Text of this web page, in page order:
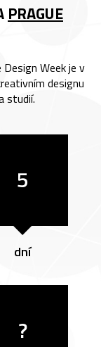
PRAGUE
Week je v
designu
studií.
5
dní
?